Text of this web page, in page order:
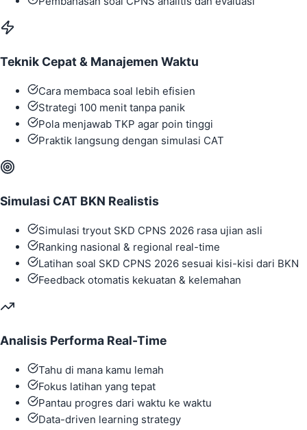
Teknik Cepat & Manajemen Waktu
Cara membaca soal lebih efisien
Strategi 100 menit tanpa panik
Pola menjawab TKP agar poin tinggi
Praktik langsung dengan simulasi CAT
Simulasi CAT BKN Realistis
Simulasi tryout SKD CPNS 2026 rasa ujian asli
Ranking nasional & regional real-time
Latihan soal SKD CPNS 2026 sesuai kisi-kisi dari BKN
Feedback otomatis kekuatan & kelemahan
Analisis Performa Real-Time
Tahu di mana kamu lemah
Fokus latihan yang tepat
Pantau progres dari waktu ke waktu
Data-driven learning strategy